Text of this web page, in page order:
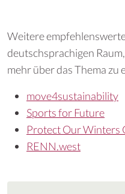
Weitere
deutschsprachigen
mehr über das Thema zu
move4sustainability
Sports for Future
Protect Our Winters
RENN.west